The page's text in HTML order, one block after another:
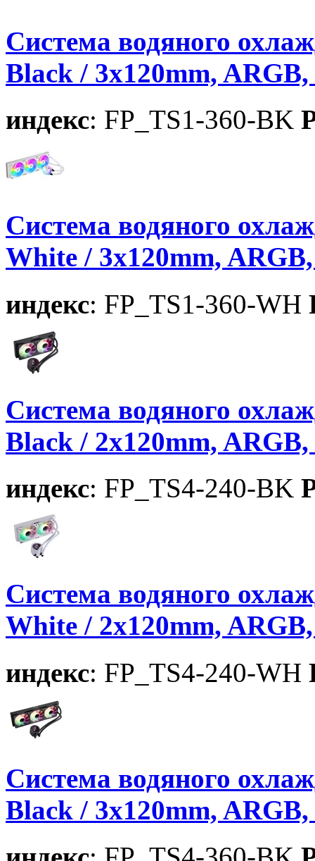
Система водяного
Black / 3x120mm,
индекс: FP_TS1-360-BK
Система водяного
White / 3x120mm,
индекс: FP_TS1-360-WH
Система водяного
Black / 2x120mm,
индекс: FP_TS4-240-BK
Система водяного
White / 2x120mm,
индекс: FP_TS4-240-WH
Система водяного
Black / 3x120mm,